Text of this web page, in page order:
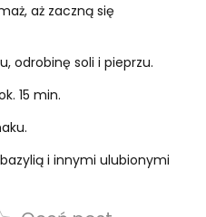
aż zaczną się
odrobinę soli i pieprzu.
15 min.
i innymi ulubionymi